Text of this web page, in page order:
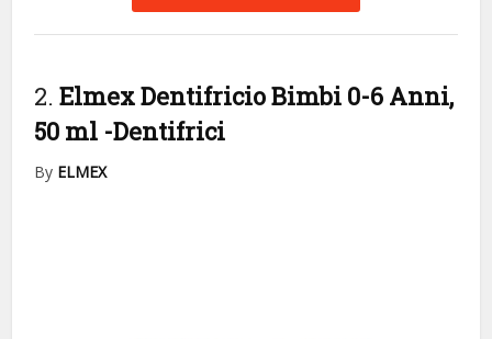
2.Elmex Dentifricio Bimbi 0-6 Anni,
50 ml -Dentifrici
By ELMEX